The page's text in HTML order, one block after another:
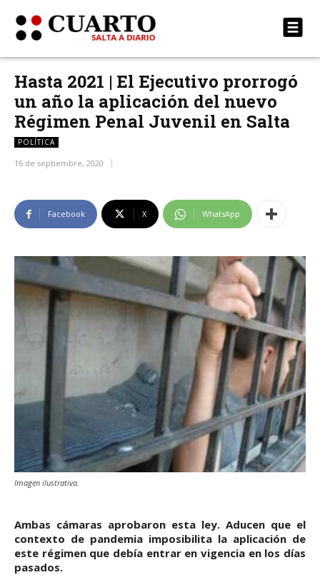
Hasta 2021 | El Ejecutivo prorrogó
un año la aplicación del nuevo
Régimen Penal Juvenil en Salta
POLÍTICA
16 de septiembre, 2020
Facebook X WhatsApp
Imagen ilustrativa.
Ambas cámaras aprobaron esta ley. Aducen que el
contexto de pandemia imposibilita la aplicación de
este régimen que debía entrar en vigencia en los días
pasados.